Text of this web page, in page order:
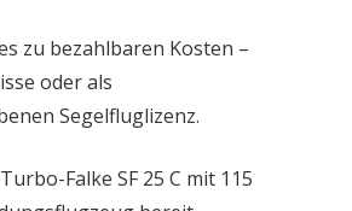
zu bezahlbaren Kosten –
oder als
Segelfluglizenz.
Falke SF 25 C mit 115